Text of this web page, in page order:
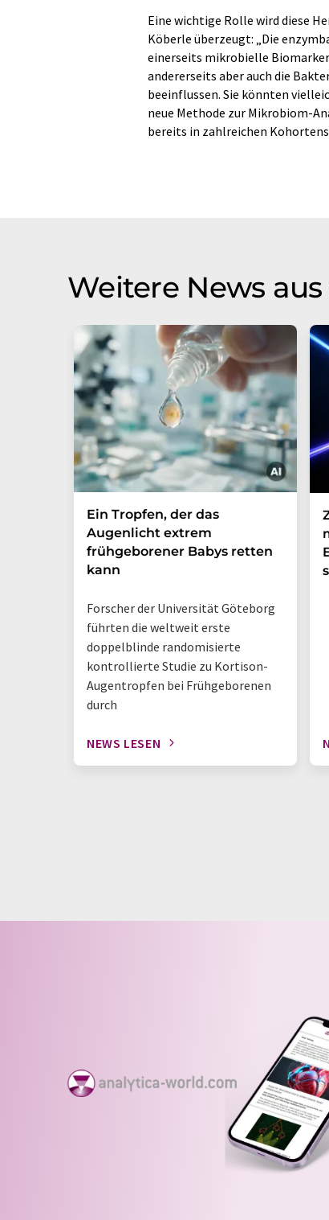
Eine wichtige Rolle wird diese
Köberle überzeugt: „Die
einerseits mikrobielle
andererseits aber auch die
beeinflussen. Sie könnten
neue Methode zur Mikrobiom-
bereits in zahlreichen
Weitere News
Ein Tropfen, der das
Augenlicht extrem
frühgeborener Babys retten
kann
Forscher der Universität Göteborg
führten die weltweit erste
doppelblinde randomisierte
kontrollierte Studie zu Kortison-
Augentropfen bei Frühgeborenen
durch
NEWS LESEN